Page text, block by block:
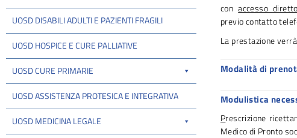
UOSD DISABILI ADULTI E PAZIENTI FRAGILI
UOSD HOSPICE E CURE PALLIATIVE
UOSD CURE PRIMARIE
UOSD ASSISTENZA PROTESICA E INTEGRATIVA
UOSD MEDICINA LEGALE
conaccesso diretto
previo contatto
La prestazione
Modalità di
Modulistica
Prescrizione
Medico di Pronto